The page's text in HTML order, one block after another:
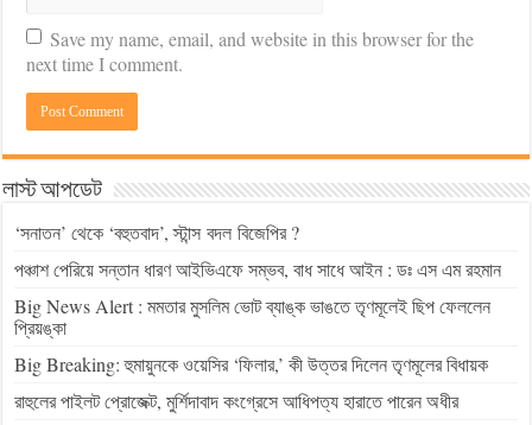
Save my name, email, and website in this browser for the
next time I comment.
লাস্ট আপডেট
‘সনাতন’ থেকে ‘বহুতবাদ’, স্টান্স বদল বিজেপির ?
পঞ্চাশ পেরিয়ে সন্তান ধারণ আইভিএফে সম্ভব, বাধ সাধে আইন : ডঃ এস এম রহমান
Big News Alert : মমতার মুসলিম ভোট ব্যাঙ্ক ভাঙতে তৃণমূলেই ছিপ ফেললেন
প্রিয়ঙ্কা
Big Breaking: হুমায়ুনকে ওয়েসির ‘ফিলার,’ কী উত্তর দিলেন তৃণমূলের বিধায়ক
রাহুলের পাইলট প্রোজেক্ট, মুর্শিদাবাদ কংগ্রেসে আধিপত্য হারাতে পারেন অধীর